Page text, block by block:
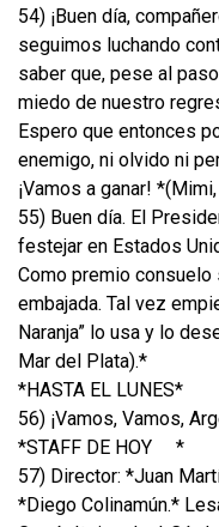
54) ¡Buen día,
seguimos luchando
saber que, pese al
miedo de nuestro
Espero que entonces
enemigo, ni olvido ni
¡Vamos a ganar!
55) Buen día. El
festejar en Estados
Como premio consuelo
embajada. Tal vez
Naranja” lo usa y lo
Mar del Plata).*
*HASTA EL LUNES*
56) ¡Vamos, Vamos,
*STAFF DE HOY
*
57) Director: *Juan
*Diego Colinamún.*